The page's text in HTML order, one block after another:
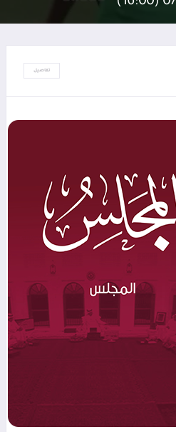
تفاصيل